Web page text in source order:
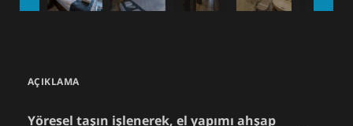
AÇIKLAMA
Yöresel taşın işlenerek, el yapımı ahşap